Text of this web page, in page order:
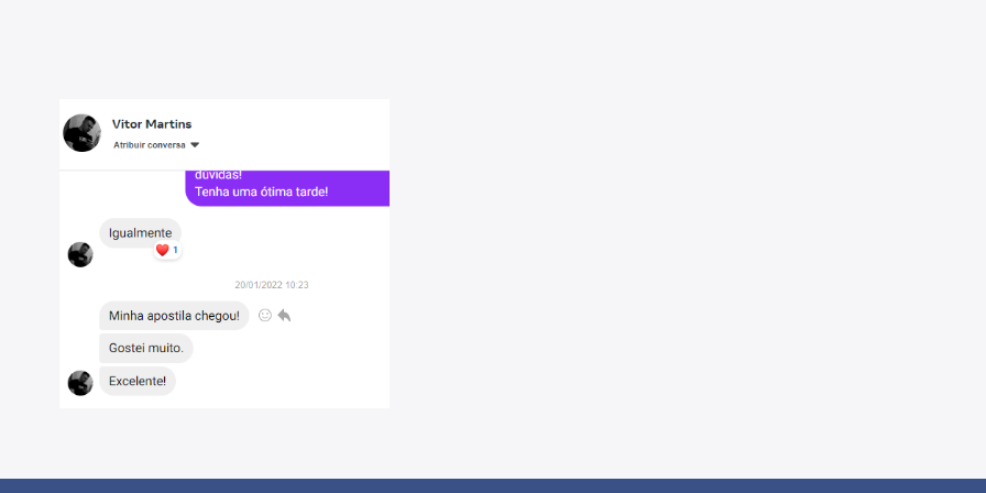
da Tecnologia de Informações 302: PAES Analista
código 303: PMEF Médico Fiscal)